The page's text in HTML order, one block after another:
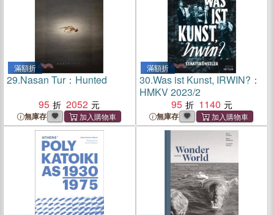
滿額折
29.Nasan Tur：Hunted
95
2052
無庫存
滿額折
30.Was ist Kunst, IRWIN?：
HMKV 2023/2
95
1140
無庫存